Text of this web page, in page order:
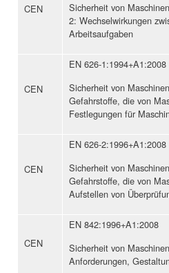
CEN
Sicherheit von
2: Wechselwirkungen
Arbeitsaufgaben
CEN
EN 626-1:1994+A1:2008
Sicherheit von
Gefahrstoffe, die von
Festlegungen für
CEN
EN 626-2:1996+A1:2008
Sicherheit von
Gefahrstoffe, die von
Aufstellen von
CEN
EN 842:1996+A1:2008
Sicherheit von
Anforderungen,